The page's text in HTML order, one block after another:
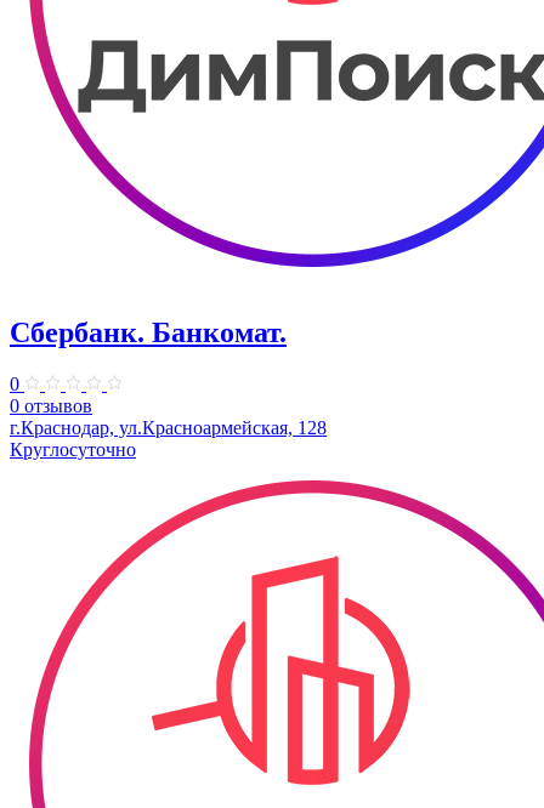
Сбербанк. Банкомат.
0
0 отзывов
г.Краснодар, ул.​Красноармейская, 128
Круглосуточно